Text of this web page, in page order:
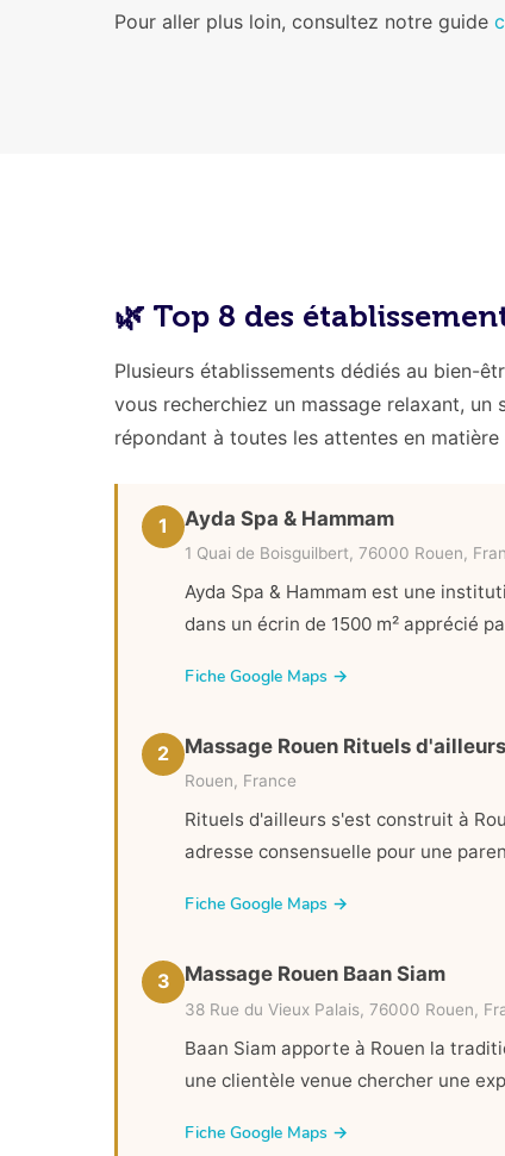
Pour aller plus loin, consultez notre guide
🌿 Top 8 des
Plusieurs établissements dédiés au bien-
vous recherchiez un massage relaxant,
répondant à toutes les attentes en
1 Ayda Spa & Hammam
1 Quai de Boisguilbert, 76000 Rouen,
Ayda Spa & Hammam est une
dans un écrin de 1500 m² apprécié
Fiche Google Maps →
2 Massage Rouen Rituels d'ailleurs
Rouen, France
Rituels d'ailleurs s'est construit à
adresse consensuelle pour une
Fiche Google Maps →
3 Massage Rouen Baan Siam
38 Rue du Vieux Palais, 76000 Rouen,
Baan Siam apporte à Rouen la
une clientèle venue chercher une
Fiche Google Maps →